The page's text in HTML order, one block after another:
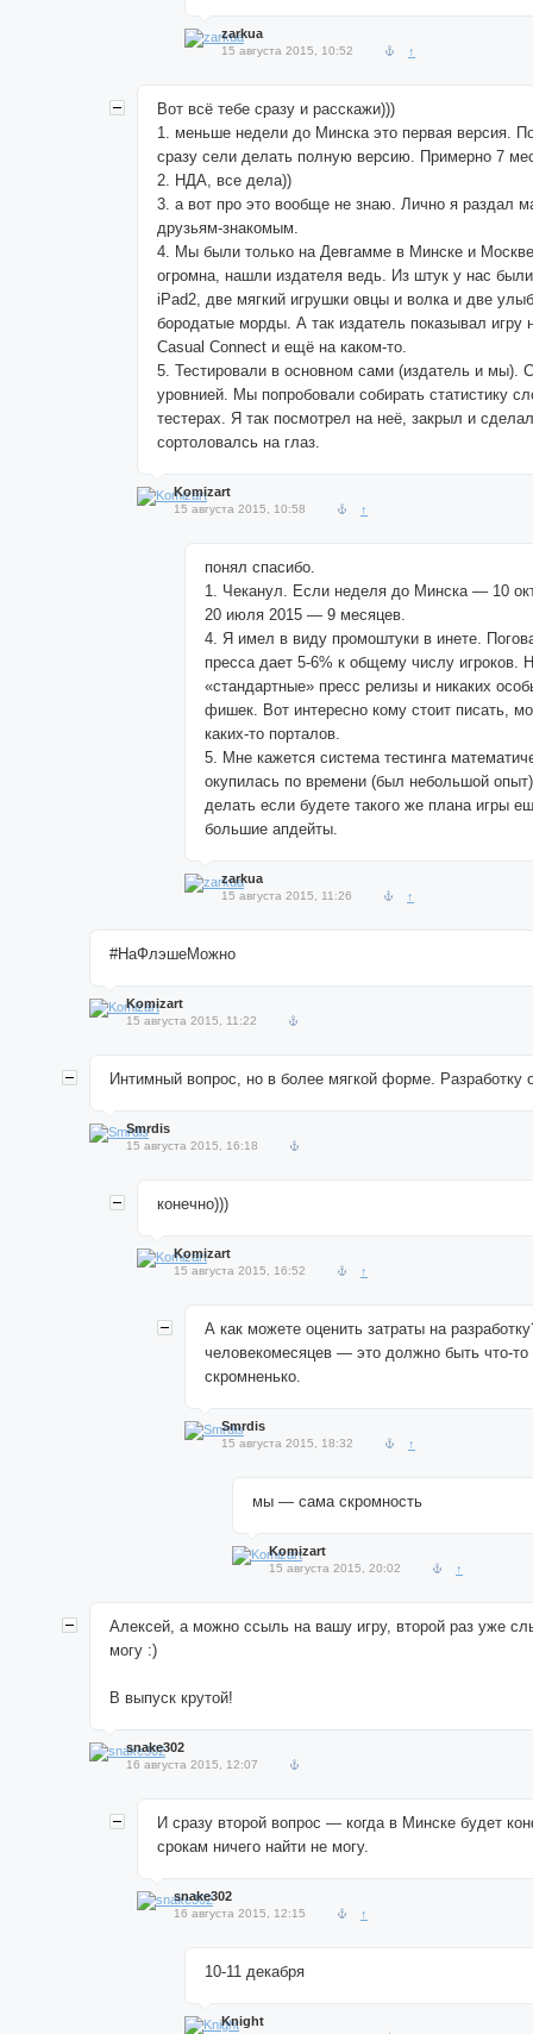
zarkua
15 августа 2015, 10:52 ↑
Вот всё тебе сразу и расскажи)))
1. меньше недели до Минска это первая версия.
сразу сели делать полную версию. Примерно 7
2. НДА, все дела))
3. а вот про это вообще не знаю. Лично я раздал
друзьям-знакомым.
4. Мы были только на Девгамме в Минске и
огромна, нашли издателя ведь. Из штук у нас
iPad2, две мягкий игрушки овцы и волка и две
бородатые морды. А так издатель показывал игру
Casual Connect и ещё на каком-то.
5. Тестировали в основном сами (издатель и мы).
уровнией. Мы попробовали собирать статистику
тестерах. Я так посмотрел на неё, закрыл и
сортоловалсь на глаз.
Komizart
15 августа 2015, 10:58 ↑
понял спасибо.
1. Чеканул. Если неделя до Минска — 10
20 июля 2015 — 9 месяцев.
4. Я имел в виду промоштуки в инете.
пресса дает 5-6% к общему числу игроков.
«стандартные» пресс релизы и никаких
фишек. Вот интересно кому стоит писать,
каких-то порталов.
5. Мне кажется система тестинга
окупилась по времени (был небольшой
делать если будете такого же плана игры
большие апдейты.
zarkua
15 августа 2015, 11:26 ↑
#НаФлэшеМожно
Komizart
15 августа 2015, 11:22
Интимный вопрос, но в более мягкой форме. Разработку
Smrdis
15 августа 2015, 16:18
конечно)))
Komizart
15 августа 2015, 16:52 ↑
А как можете оценить затраты на
человекомесяцев — это должно быть что-то
скромненько.
Smrdis
15 августа 2015, 18:32 ↑
мы — сама скромность
Komizart
15 августа 2015, 20:02 ↑
Алексей, а можно ссыль на вашу игру, второй раз уже
могу :)
В выпуск крутой!
snake302
16 августа 2015, 12:07
И сразу второй вопрос — когда в Минске будет
срокам ничего найти не могу.
snake302
16 августа 2015, 12:15 ↑
10-11 декабря
Knight